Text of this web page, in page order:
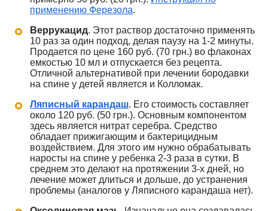
применению Ферезола.
Веррукацид. Этот раствор достаточно применять
10 раз за один подход, делая паузу на 1-2 минуты.
Продается по цене 160 руб. (70 грн.) во флаконах
емкостью 10 мл и отпускается без рецепта.
Отличной альтернативой при лечении бородавки
на спине у детей является и Колломак.
Ляписный карандаш. Его стоимость составляет
около 120 руб. (50 грн.). Основным компонентом
здесь является нитрат серебра. Средство
обладает прижигающим и бактерицидным
воздействием. Для этого им нужно обрабатывать
наросты на спине у ребенка 2-3 раза в сутки. В
среднем это делают на протяжении 3-х дней, но
лечение может длиться и дольше, до устранения
проблемы (аналогов у Ляписного карандаша нет).